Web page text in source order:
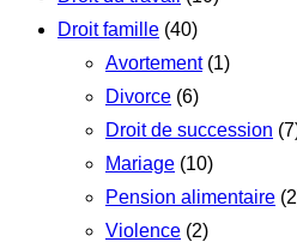
Droit famille (40)
Avortement(1)
Divorce (6)
Droit de succession
Mariage (10)
Pension alimentaire
Violence (2)